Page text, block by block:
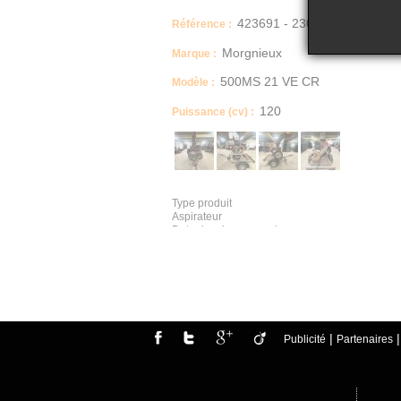
Référence : 423691 - 2307
Marque : Morgnieux
Modèle : 500MS 21 VE CR
Puissance (cv) : 120
Type produit
Aspirateur
Date de mise en service
Publicité | Partenaires |